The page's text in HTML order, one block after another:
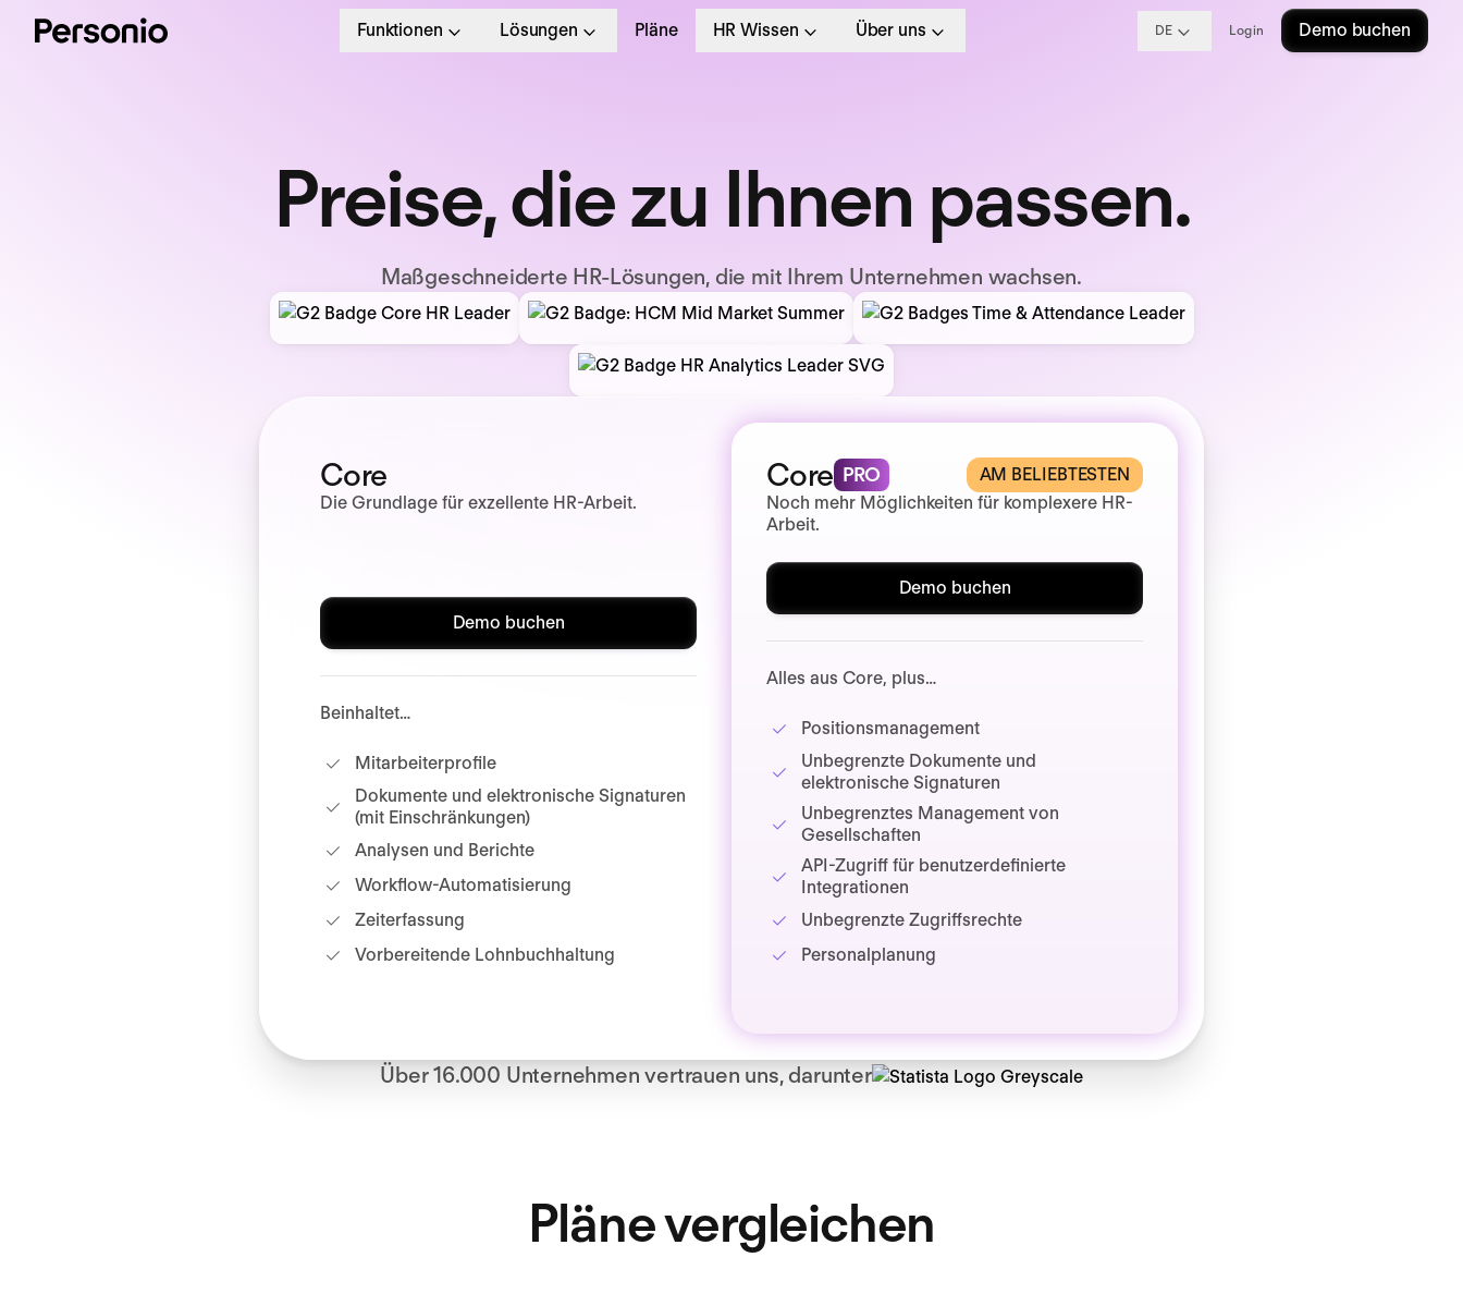
Funktionen Lösungen Pläne HR Wissen Über uns DE Login Demo buchen
Preise, die zu Ihnen passen.
Maßgeschneiderte HR-Lösungen, die mit Ihrem Unternehmen wachsen.
Core
Die Grundlage für exzellente HR-Arbeit.
Demo buchen
Beinhaltet…
Mitarbeiterprofile
Dokumente und elektronische Signaturen
(mit Einschränkungen)
Analysen und Berichte
Workflow-Automatisierung
Zeiterfassung
Vorbereitende Lohnbuchhaltung
Core PRO
AM BELIEBTESTEN
Noch mehr Möglichkeiten für komplexere HR-
Arbeit.
Demo buchen
Alles aus Core, plus…
Positionsmanagement
Unbegrenzte Dokumente und
elektronische Signaturen
Unbegrenztes Management von
Gesellschaften
API-Zugriff für benutzerdefinierte
Integrationen
Unbegrenzte Zugriffsrechte
Personalplanung
Über 16.000 Unternehmen vertrauen uns, darunter
Pläne vergleichen